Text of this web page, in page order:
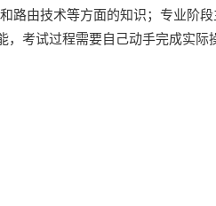
路由技术等方面的知识；专业阶
考试过程需要自己动手完成实际